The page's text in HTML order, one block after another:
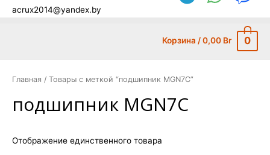
acrux2014@yandex.by
Корзина /0,00 Br 0
Главная / Товары с меткой “подшипник MGN7C”
подшипник MGN7C
Отображение единственного товара